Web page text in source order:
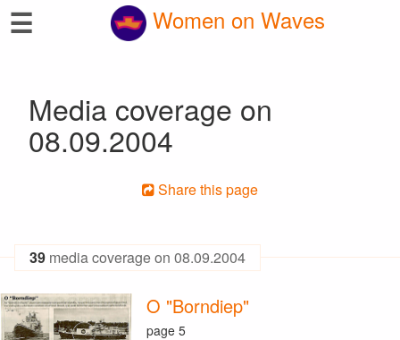
☰ Women on Waves
Media coverage on
08.09.2004
Share this page
39 media coverage on 08.09.2004
O "Borndiep"
page 5